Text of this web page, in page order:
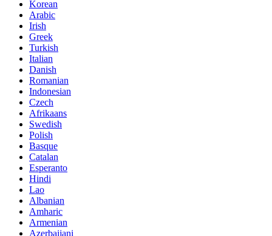
Korean
Arabic
Irish
Greek
Turkish
Italian
Danish
Romanian
Indonesian
Czech
Afrikaans
Swedish
Polish
Basque
Catalan
Esperanto
Hindi
Lao
Albanian
Amharic
Armenian
Azerbaijani